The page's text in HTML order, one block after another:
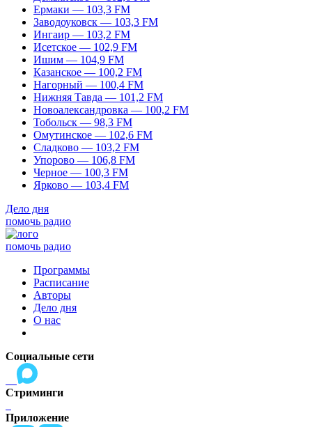
Ермаки — 103,3 FM
Заводоуковск — 103,3 FM
Ингаир — 103,2 FM
Исетское — 102,9 FM
Ишим — 104,9 FM
Казанское — 100,2 FM
Нагорный — 100,4 FM
Нижняя Тавда — 101,2 FM
Новоалександровка — 100,2 FM
Тобольск — 98,3 FM
Омутинское — 102,6 FM
Сладково — 103,2 FM
Упорово — 106,8 FM
Черное — 100,3 FM
Ярково — 103,4 FM
Дело дня
помочь радио
помочь радио
Программы
Расписание
Авторы
Дело дня
О нас
Социальные сети
Стриминги
Приложение